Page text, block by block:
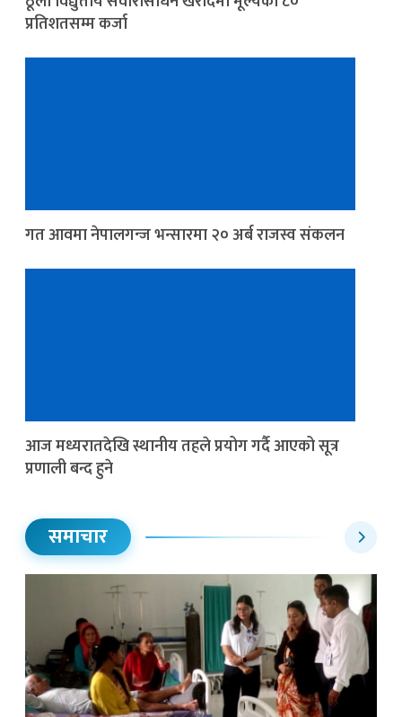
प्रतिशतसम्म कर्जा
गत आवमा नेपालगन्ज भन्सारमा २० अर्ब राजस्व संकलन
आज मध्यरातदेखि स्थानीय तहले प्रयोग गर्दै आएको सूत्र
प्रणाली बन्द हुने
समाचार